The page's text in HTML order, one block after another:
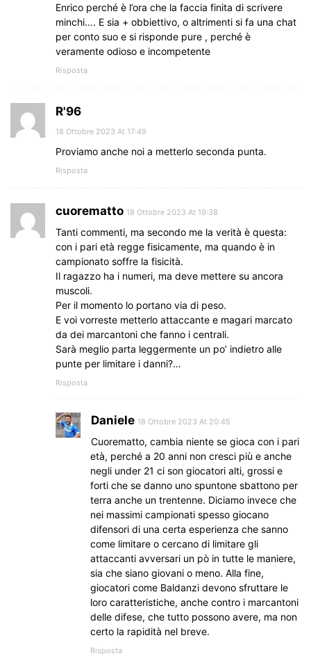
Enrico perché è l’ora che la faccia finita di scrivere
minchi…. E sia + obbiettivo, o altrimenti si fa una chat
per conto suo e si risponde pure , perché è
veramente odioso e incompetente
Risposta
R'96
18 Ottobre 2023 At 17:49
Proviamo anche noi a metterlo seconda punta.
Risposta
cuorematto 18 Ottobre 2023 At 19:38
Tanti commenti, ma secondo me la verità è questa:
con i pari età regge fisicamente, ma quando è in
campionato soffre la fisicità.
Il ragazzo ha i numeri, ma deve mettere su ancora
muscoli.
Per il momento lo portano via di peso.
E voi vorreste metterlo attaccante e magari marcato
da dei marcantoni che fanno i centrali.
Sarà meglio parta leggermente un po’ indietro alle
punte per limitare i danni?…
Risposta
Daniele 18 Ottobre 2023 At 20:45
Cuorematto, cambia niente se gioca con i pari
età, perché a 20 anni non cresci più e anche
negli under 21 ci son giocatori alti, grossi e
forti che se danno uno spuntone sbattono per
terra anche un trentenne. Diciamo invece che
nei massimi campionati spesso giocano
difensori di una certa esperienza che sanno
come limitare o cercano di limitare gli
attaccanti avversari un pò in tutte le maniere,
sia che siano giovani o meno. Alla fine,
giocatori come Baldanzi devono sfruttare le
loro caratteristiche, anche contro i marcantoni
delle difese, che tutto possono avere, ma non
certo la rapidità nel breve.
Risposta